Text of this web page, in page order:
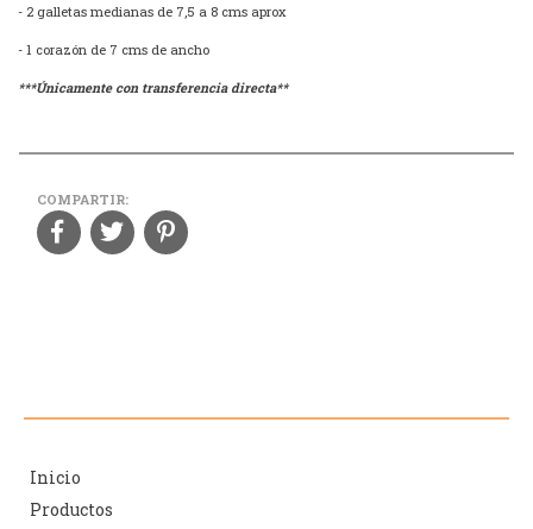
- 2 galletas medianas de 7,5 a 8 cms aprox
- 1 corazón de 7 cms de ancho
***Únicamente con transferencia directa**
COMPARTIR:
Inicio
Productos